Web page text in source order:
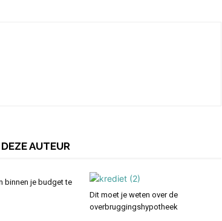
AUTEUR
binnen je budget te
Dit moet je weten over de
overbruggingshypotheek